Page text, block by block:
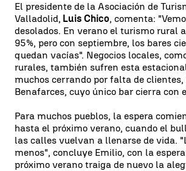
El presidente de la Asociación de
Valladolid, Luis Chico, comenta:
desolados. En verano el turismo rural
95%, pero con septiembre, los bares
quedan vacías". Negocios locales,
rurales, también sufren esta
muchos cerrando por falta de clientes,
Benafarces, cuyo único bar cierra con
Para muchos pueblos, la espera
hasta el próximo verano, cuando el
las calles vuelvan a llenarse de vida.
menos", concluye Emilio, con la
próximo verano traiga de nuevo la